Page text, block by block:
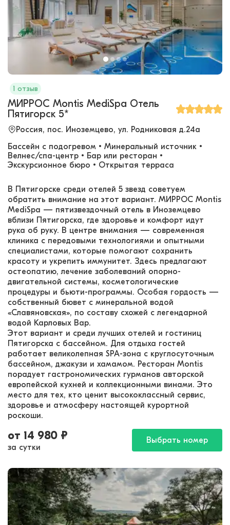
1 отзыв
МИРРОС Montis MediSpa Отель
Пятигорск 5*
Россия, пос. Иноземцево, ул. Родниковая д.24а
Бассейн с подогревом • Минеральный источник •
Велнес/спа-центр • Бар или ресторан •
Экскурсионное бюро • Открытая терраса
В Пятигорске среди отелей 5 звезд советуем
обратить внимание на этот вариант. МИРРОС Montis
MediSpa — пятизвездочный отель в Иноземцево
вблизи Пятигорска, где здоровье и комфорт идут
рука об руку. В центре внимания — современная
клиника с передовыми технологиями и опытными
специалистами, которые помогают сохранить
красоту и укрепить иммунитет. Здесь предлагают
остеопатию, лечение заболеваний опорно-
двигательной системы, косметологические
процедуры и бьюти-программы. Особая гордость —
собственный бювет с минеральной водой
«Славяновская», по составу схожей с легендарной
водой Карловых Вар.
Этот вариант и среди лучших отелей и гостиниц
Пятигорска с бассейном. Для отдыха гостей
работает великолепная SPA-зона с круглосуточным
бассейном, джакузи и хамамом. Ресторан Montis
порадует гастрономических гурманов авторской
европейской кухней и коллекционными винами. Это
место для тех, кто ценит высококлассный сервис,
здоровье и атмосферу настоящей курортной
роскоши.
от 14 980 ₽
за сутки
Выбрать номер